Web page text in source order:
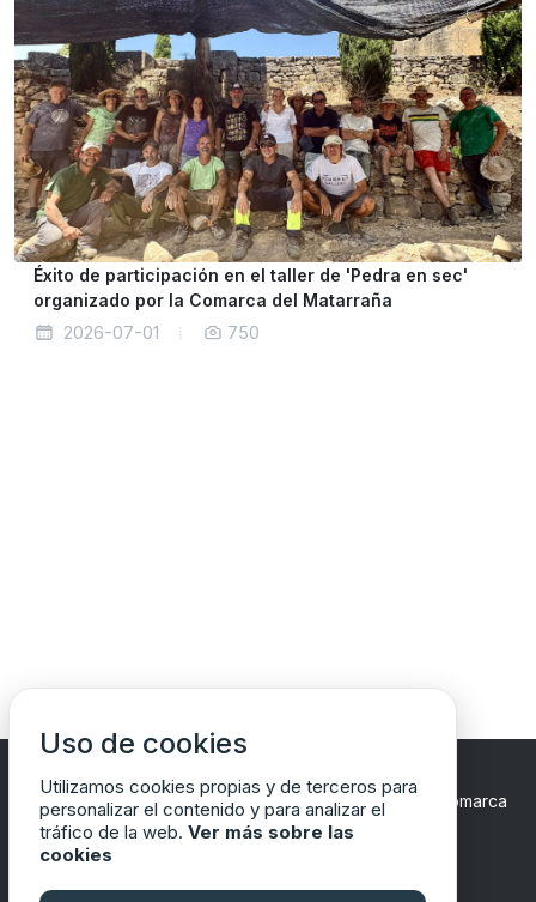
Éxito de participación en el taller de 'Pedra en sec'
organizado por la Comarca del Matarraña
2026-07-01
750
Copyrights © 2024 Todos los Derechos Reservados
Comarca
del Matarraña/Matarranya
Uso de cookies
Utilizamos cookies propias y de terceros para
personalizar el contenido y para analizar el
tráfico de la web. Ver más sobre las
cookies